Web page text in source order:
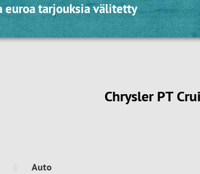
tarjouksia välitetty
Chrysler PT
Auto